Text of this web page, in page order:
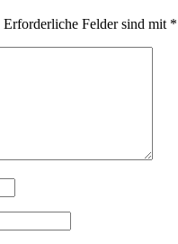
Erforderliche Felder sind mit *